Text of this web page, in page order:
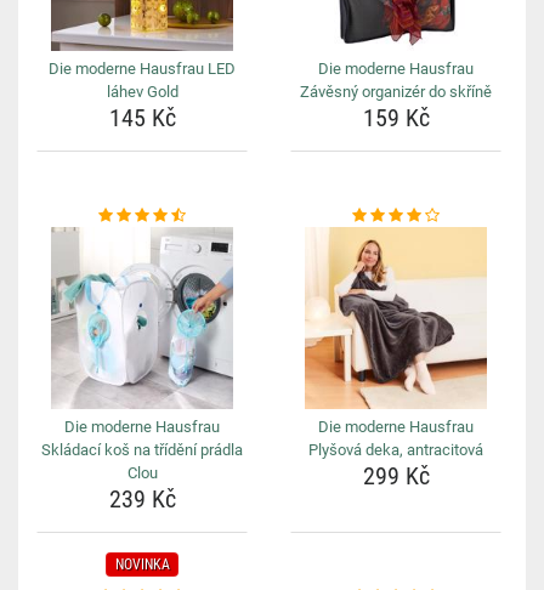
Die moderne Hausfrau LED
láhev Gold
145 Kč
Die moderne Hausfrau
Závěsný organizér do skříně
159 Kč
Die moderne Hausfrau
Skládací koš na třídění prádla
Clou
239 Kč
Die moderne Hausfrau
Plyšová deka, antracitová
299 Kč
NOVINKA